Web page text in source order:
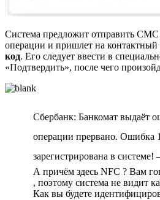
Система предложит отправить СМС
операции и пришлет на контактный
код. Его следует ввести в
«Подтвердить», после чего
Сбербанк: Банкомат выдаёт
операции прервано. Ошибка
зарегистрирована в
А причём здесь NFC ? Вам
, поэтому система не видит
Как вы будете